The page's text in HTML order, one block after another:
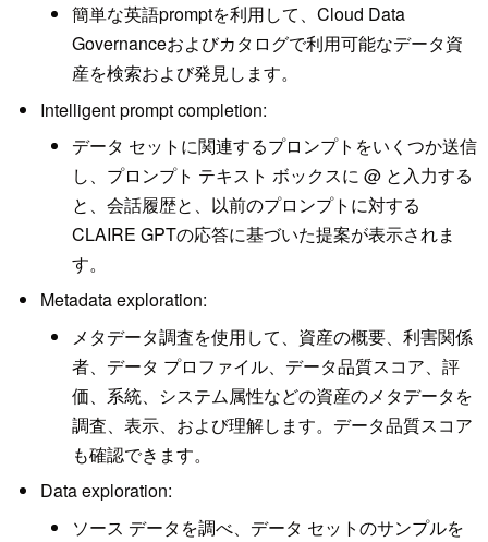
簡単な英語promptを利用して、Cloud Data
Governanceおよびカタログで利用可能なデータ資
産を検索および発見します。
Intelligent prompt completion:
データ セットに関連するプロンプトをいくつか送信
し、プロンプト テキスト ボックスに @ と入力する
と、会話履歴と、以前のプロンプトに対する
CLAIRE GPTの応答に基づいた提案が表示されま
す。
Metadata exploration:
メタデータ調査を使用して、資産の概要、利害関係
者、データ プロファイル、データ品質スコア、評
価、系統、システム属性などの資産のメタデータを
調査、表示、および理解します。データ品質スコア
も確認できます。
Data exploration:
ソース データを調べ、データ セットのサンプルを